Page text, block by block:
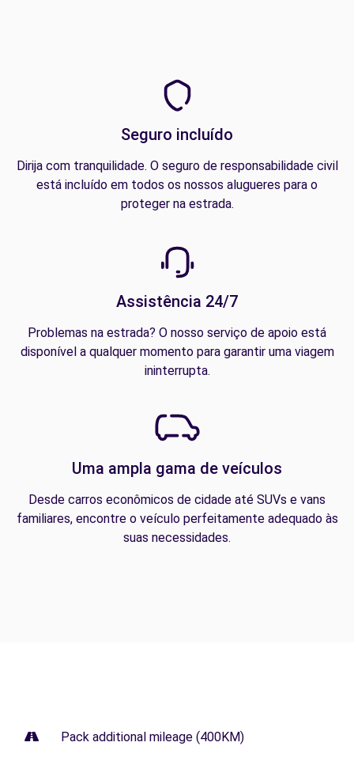
Seguro incluído
Dirija com tranquilidade. O seguro de responsabilidade civil
está incluído em todos os nossos alugueres para o
proteger na estrada.
Assistência 24/7
Problemas na estrada? O nosso serviço de apoio está
disponível a qualquer momento para garantir uma viagem
ininterrupta.
Uma ampla gama de veículos
Desde carros econômicos de cidade até SUVs e vans
familiares, encontre o veículo perfeitamente adequado às
suas necessidades.
Pack additional mileage (400KM)